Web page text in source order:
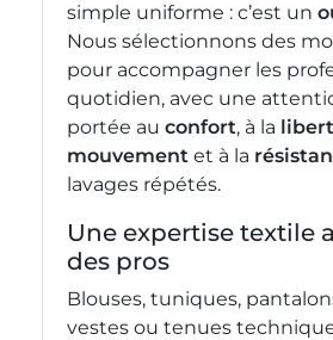
simple uniforme : c’est un
Nous sélectionnons des
pour accompagner les
quotidien, avec une
portée au confort, à la
mouvement et à la
lavages répétés.
Une expertise textile
des pros
Blouses, tuniques,
vestes ou tenues